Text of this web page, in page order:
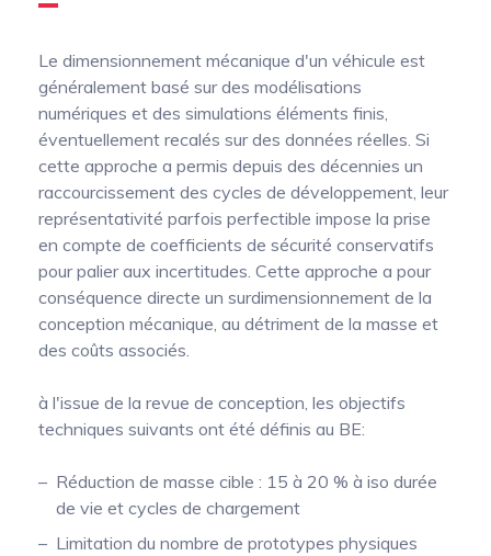
Le dimensionnement mécanique d'un véhicule est
généralement basé sur des modélisations
numériques et des simulations éléments finis,
éventuellement recalés sur des données réelles. Si
cette approche a permis depuis des décennies un
raccourcissement des cycles de développement, leur
représentativité parfois perfectible impose la prise
en compte de coefficients de sécurité conservatifs
pour palier aux incertitudes. Cette approche a pour
conséquence directe un surdimensionnement de la
conception mécanique, au détriment de la masse et
des coûts associés.
à l'issue de la revue de conception, les objectifs
techniques suivants ont été définis au BE:
Réduction de masse cible : 15 à 20 % à iso durée
de vie et cycles de chargement
Limitation du nombre de prototypes physiques